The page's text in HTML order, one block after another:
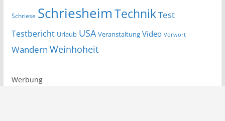
Schriese SchriesheimTechnikTest
Testbericht Urlaub USA Veranstaltung Video Vorwort
Wandern Weinhoheit
Werbung